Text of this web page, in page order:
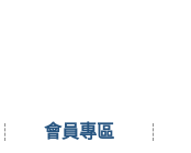
會員專區